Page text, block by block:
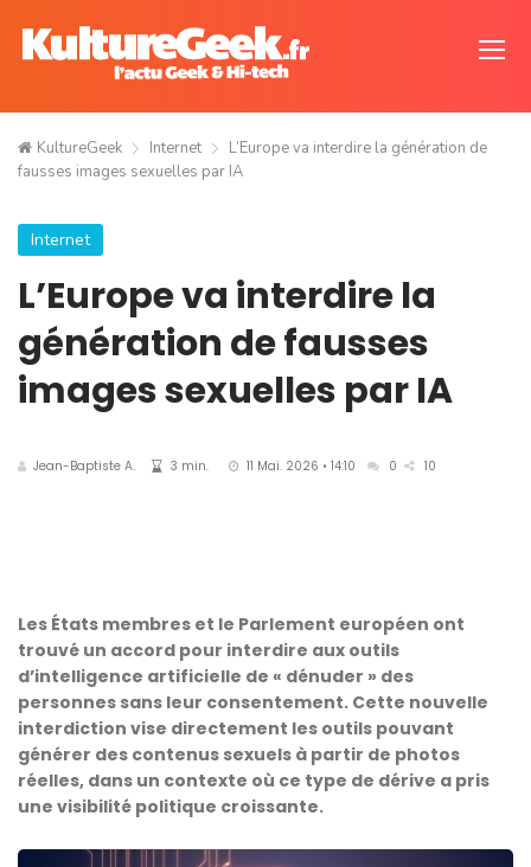
KultureGeek Internet
L’Europe va interdire la génération de
fausses images sexuelles par IA
Internet
L’Europe va interdire la
génération de fausses
images sexuelles par IA
Jean-Baptiste A. 3 min. 11 Mai. 2026 • 14:10 0 10
Les États membres et le Parlement européen ont
trouvé un accord pour interdire aux outils
d’intelligence artificielle de « dénuder » des
personnes sans leur consentement. Cette nouvelle
interdiction vise directement les outils pouvant
générer des contenus sexuels à partir de photos
réelles, dans un contexte où ce type de dérive a pris
une visibilité politique croissante.